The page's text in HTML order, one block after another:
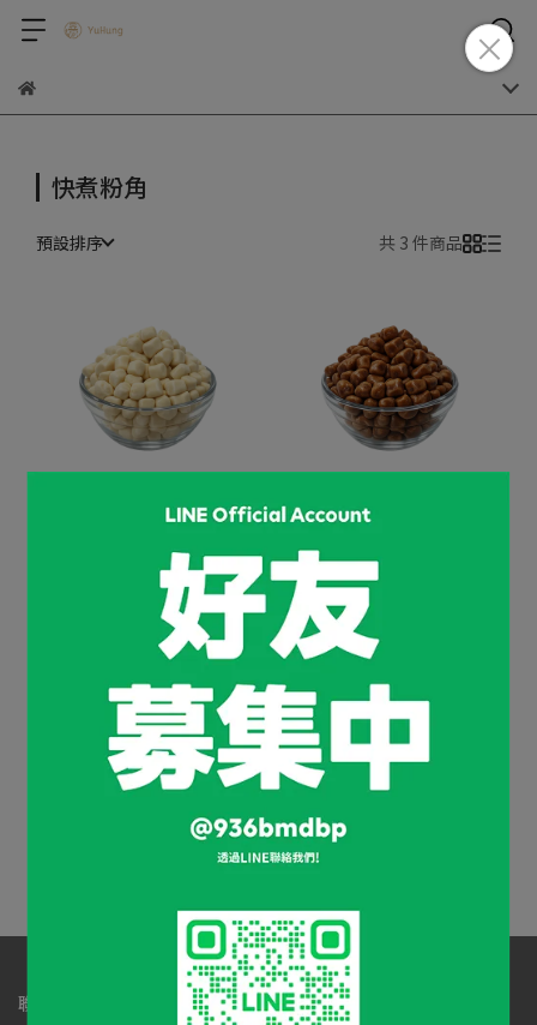
快煮粉角
預設排序 共 3 件商品
黑糖快煮粉角
NT$9,999
聯絡資訊